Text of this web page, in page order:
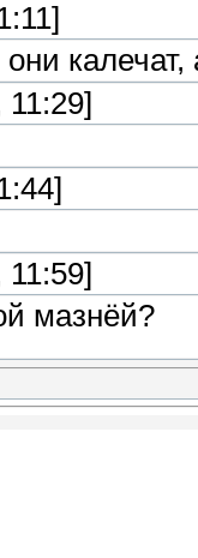
калечат,
11:29]
11:59]
мазнёй?